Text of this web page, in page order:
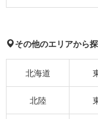
その他のエリアから
北海道
北陸